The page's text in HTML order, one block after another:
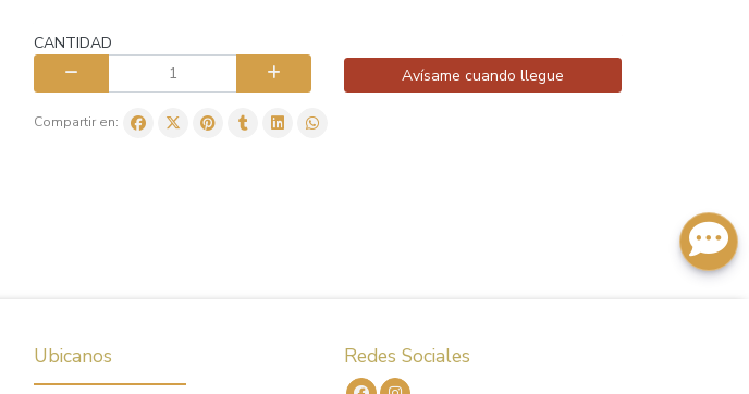
CANTIDAD
Avísame cuando llegue
Compartir en:
Ubicanos Redes Sociales